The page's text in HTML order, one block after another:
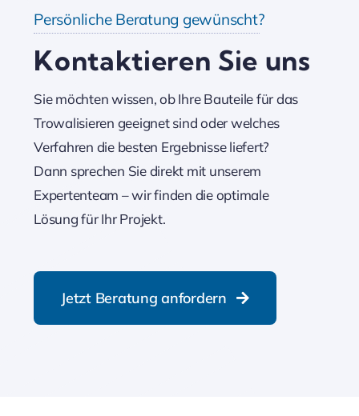
Persönliche Beratung gewünscht?
Kontaktieren Sie uns
Sie möchten wissen, ob Ihre Bauteile für das
Trowalisieren geeignet sind oder welches
Verfahren die besten Ergebnisse liefert?
Dann sprechen Sie direkt mit unserem
Expertenteam – wir finden die optimale
Lösung für Ihr Projekt.
Jetzt Beratung anfordern